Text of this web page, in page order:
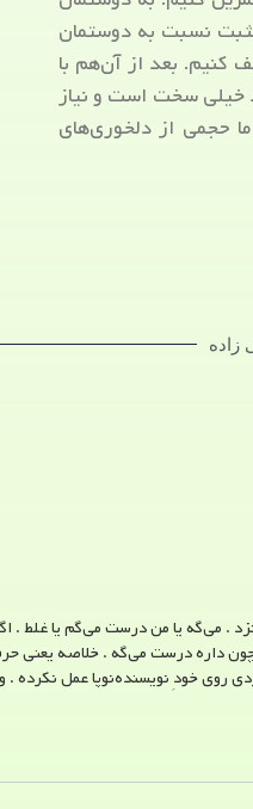
نسبت به دوستمان
کنیم. بعد از آن‌هم با
خیلی سخت است و نیاز
ما حجمی از دلخوری‌های
زاده
. می‌گه یا من درست می‌گم یا
داره درست می‌گه . خلاصه یعنی
خودِ نویسنده‌نوپا عمل نکرده .